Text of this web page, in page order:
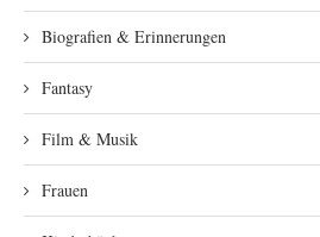
Biografien & Erinnerungen
Fantasy
Film & Musik
Frauen